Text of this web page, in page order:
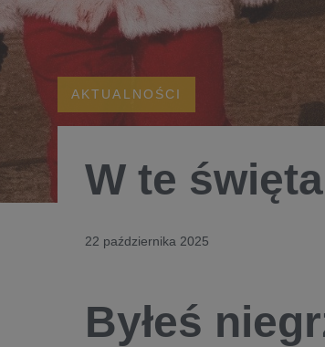
AKTUALNOŚCI
W te
22 października 2025
Byłeś